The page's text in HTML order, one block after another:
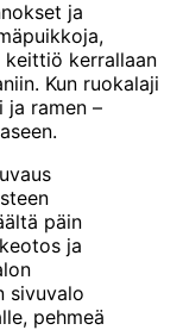
ja
kerrallaan
Kun ruokalaji
ja ramen –
päin
ja
sivuvalo
pehmeä